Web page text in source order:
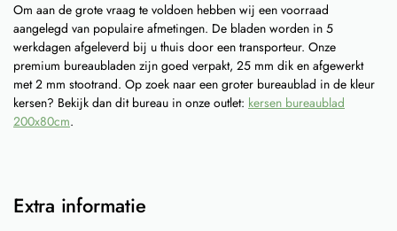
Om aan de grote vraag te voldoen hebben wij een voorraad
aangelegd van populaire afmetingen. De bladen worden in 5
werkdagen afgeleverd bij u thuis door een transporteur. Onze
premium bureaubladen zijn goed verpakt, 25 mm dik en afgewerkt
met 2 mm stootrand. Op zoek naar een groter bureaublad in de kleur
kersen? Bekijk dan dit bureau in onze outlet: kersen bureaublad
200x80cm.
Extra informatie